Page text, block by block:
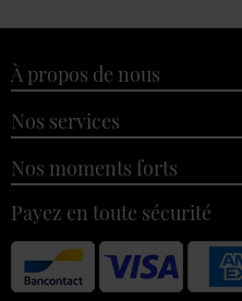
À propos de nous
Nos services
Nos moments forts
Payez en toute sécurité